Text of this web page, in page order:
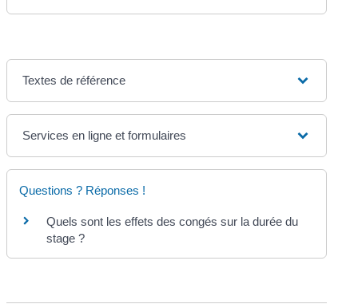
Textes de référence
Services en ligne et formulaires
Questions ? Réponses !
Quels sont les effets des congés sur la durée du
stage ?